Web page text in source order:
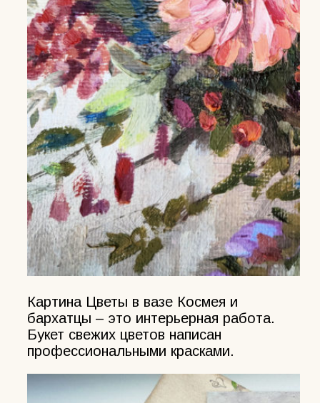
Картина Цветы в вазе Космея и
бархатцы – это интерьерная работа.
Букет свежих цветов написан
профессиональными красками.